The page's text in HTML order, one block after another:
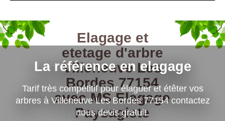
La référence en elagage
Tarif très compétitif pour élaguer et étêter vos
arbres à Villeneuve Les Bordes 77154 contactez
nous devis gratuit.
Elagage et
etetage d'arbre
Villeneuve Les
Bordes 77154
avec MS Elagage
Paysagiste